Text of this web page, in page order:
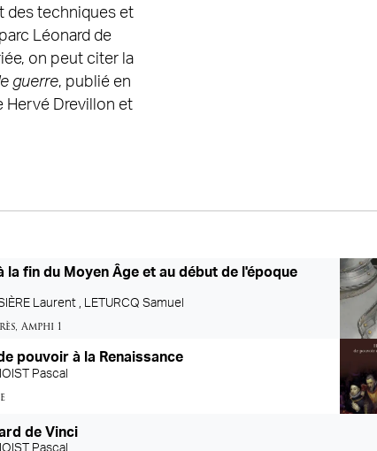
des techniques et
Léonard de
on peut citer la
guerre, publié en
Hervé Drevillon et
la fin du Moyen Âge et au début de l'époque
Laurent , LETURCQ Samuel
,Amphi 1
pouvoir à la Renaissance
Pascal
de Vinci
Pascal